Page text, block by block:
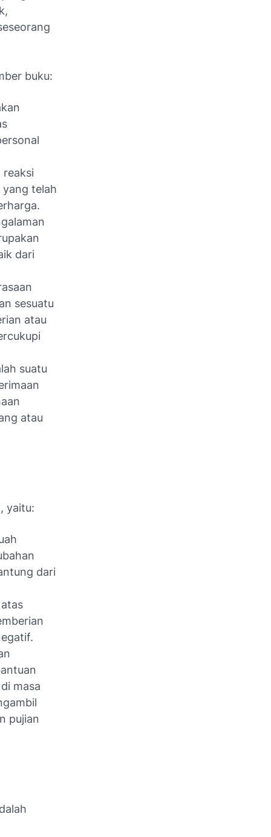
buku:
reaksi
telah
dari
sesuatu
atau
suatu
atau
yaitu:
dari
masa
pujian